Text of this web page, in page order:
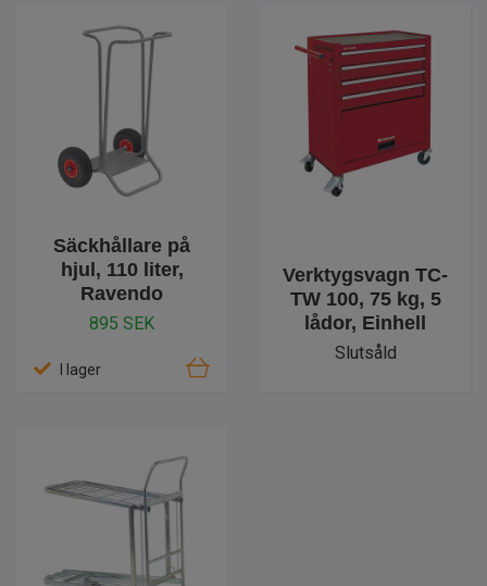
Säckhållare på
hjul, 110 liter,
Ravendo
895 SEK
I lager
Verktygsvagn TC-
TW 100, 75 kg, 5
lådor, Einhell
Slutsåld